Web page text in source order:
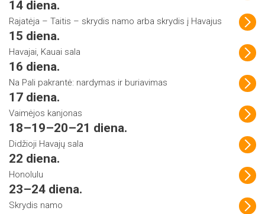
14 diena.
Rajatėja – Taitis – skrydis namo arba skrydis į Havajus
15 diena.
Havajai, Kauai sala
16 diena.
Na Pali pakrantė: nardymas ir buriavimas
17 diena.
Vaimėjos kanjonas
18–19–20–21 diena.
Didžioji Havajų sala
22 diena.
Honolulu
23–24 diena.
Skrydis namo